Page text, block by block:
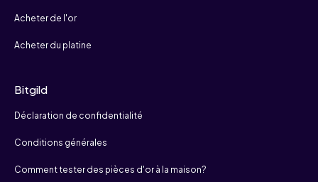
Acheter de l'or
Acheter du platine
Bitgild
Déclaration de confidentialité
Conditions générales
Comment tester des pièces d'or à la maison?